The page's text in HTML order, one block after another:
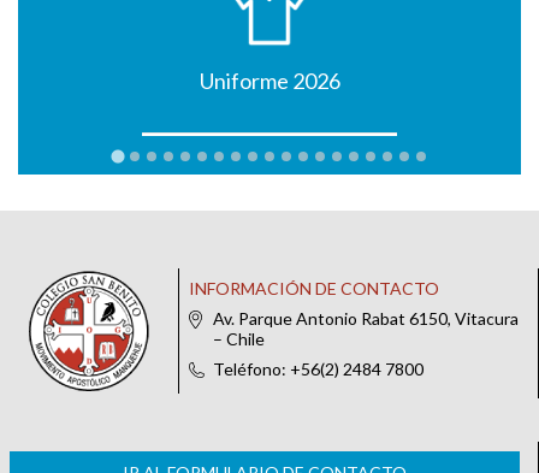
Uniforme 2026
INFORMACIÓN DE CONTACTO
Av. Parque Antonio Rabat 6150, Vitacura
– Chile
Teléfono: +56(2) 2484 7800